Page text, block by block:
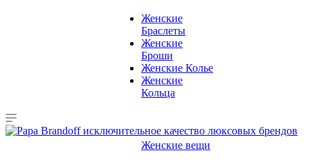
Женские
Браслеты
Женские
Броши
Женские Колье
Женские
Кольца
Женские вещи